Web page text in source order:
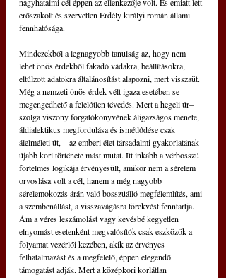
nagyhatalmi cél éppen az ellenkezője volt. És emiatt lett
erőszakolt és szervetlen Erdély királyi román állami
fennhatósága.
Mindezekből a legnagyobb tanulság az, hogy nem
lehet önös érdekből fakadó vádakra, beállításokra,
eltúlzott adatokra általánosítást alapozni, mert visszaüt.
Még a nemzeti önös érdek vélt igaza esetében se
megengedhető a felelőtlen tévedés. Mert a hegeli úr–
szolga viszony forgatókönyvének áligazságos menete,
áldialektikus megfordulása és ismétlődése csak
álelméleti út, – az emberi élet társadalmi gyakorlatának
újabb kori története mást mutat. Itt inkább a vérbosszú
förtelmes logikája érvényesült, amikor nem a sérelem
orvoslása volt a cél, hanem a még nagyobb
sérelemokozás árán való bosszúálló megfélemlítés, ami
a szembenállást, a visszavágásra törekvést fenntartja.
Ám a véres leszámolást vagy kevésbé kegyetlen
elnyomást esetenként megvalósítók csak eszközök a
folyamat vezérlői kezében, akik az érvényes
felhatalmazást és a megfelelő, éppen elegendő
támogatást adják. Mert a középkori korlátlan